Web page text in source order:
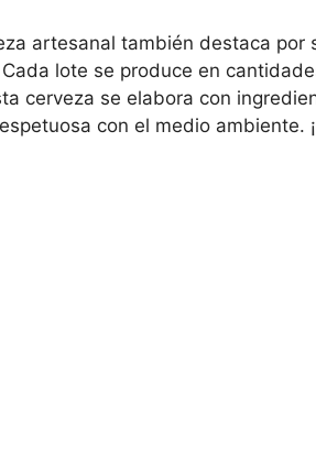
artesanal también destaca por
lote se produce en
cerveza se elabora con
con el medio ambiente.